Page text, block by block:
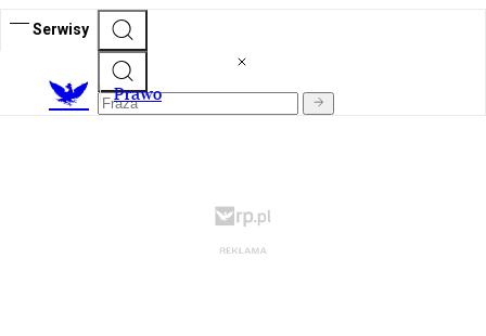
Serwisy
Prawo